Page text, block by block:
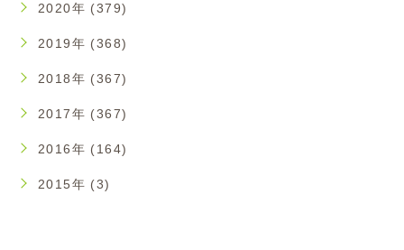
2020年 (379)
2019年 (368)
2018年 (367)
2017年 (367)
2016年 (164)
2015年 (3)